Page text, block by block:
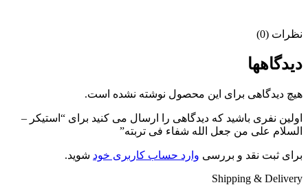
نظرات (0)
دیدگاهها
هیچ دیدگاهی برای این محصول نوشته نشده است.
اولین نفری باشید که دیدگاهی را ارسال می کنید برای “استیکر –
السلام علی من جعل الله شفاء فی تربته”
برای ثبت نقد و بررسی وارد حساب کاربری خود شوید.
Shipping & Delivery